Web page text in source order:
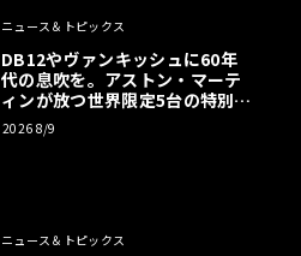
ニュース＆トピックス
DB12やヴァンキッシュに60年
代の息吹を。アストン・マーテ
ィンが放つ世界限定5台の特別コ
レクション
2026 8/9
ニュース＆トピックス